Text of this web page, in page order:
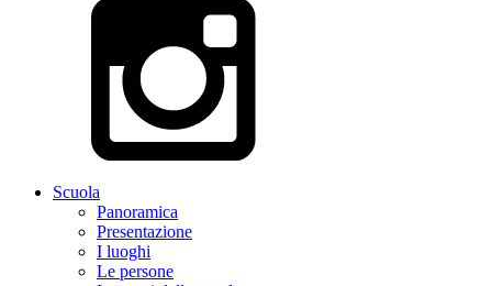
Scuola
Panoramica
Presentazione
I luoghi
Le persone